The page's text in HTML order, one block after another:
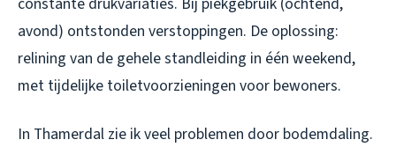
avond) ontstonden verstoppingen. De oplossing:
relining van de gehele standleiding in één weekend,
met tijdelijke toiletvoorzieningen voor bewoners.
In Thamerdal zie ik veel problemen door bodemdaling.